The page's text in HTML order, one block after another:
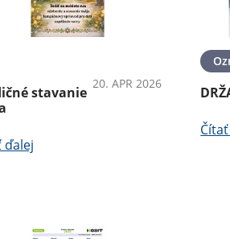
20. APR 2026
stavanie
ďalej